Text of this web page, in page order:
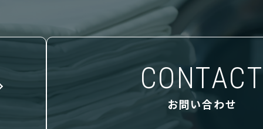
CONTACT
お問い合わせ